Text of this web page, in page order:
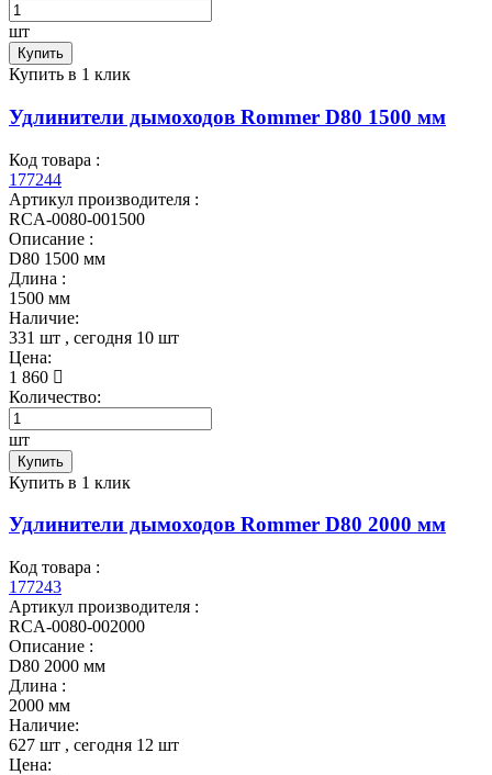
шт
Купить
Купить в 1 клик
Удлинители дымоходов Rommer D80 1500 мм
Код товара :
177244
Артикул производителя :
RCA-0080-001500
Описание :
D80 1500 мм
Длина :
1500 мм
Наличие:
331 шт , сегодня 10 шт
Цена:
1 860
Количество:
шт
Купить
Купить в 1 клик
Удлинители дымоходов Rommer D80 2000 мм
Код товара :
177243
Артикул производителя :
RCA-0080-002000
Описание :
D80 2000 мм
Длина :
2000 мм
Наличие:
627 шт , сегодня 12 шт
Цена: